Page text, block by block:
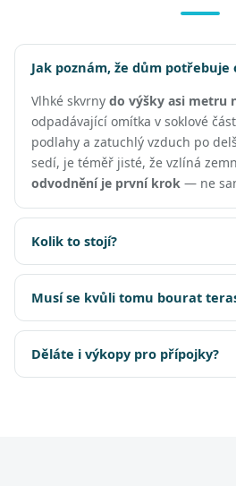
Jak poznám, že dům potřebuje
Vlhké skvrny do výšky asi metru
odpadávající omítka v soklové
podlahy a zatuchlý vzduch po
sedí, je téměř jisté, že vzlíná
odvodnění je první krok — ne
Kolik to stojí?
Musí se kvůli tomu bourat
Děláte i výkopy pro přípojky?